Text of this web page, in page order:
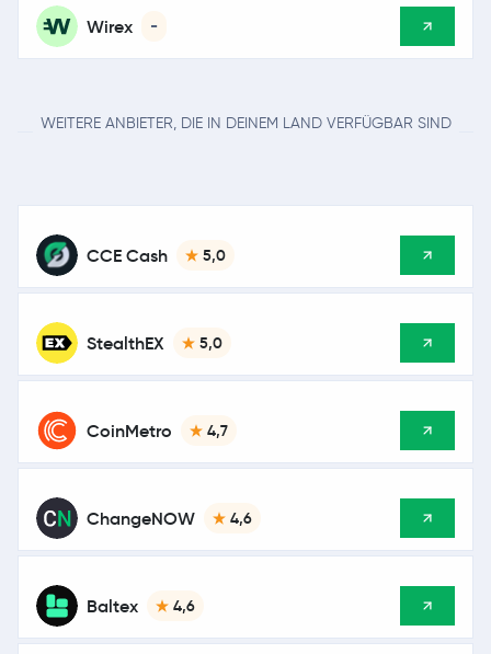
Wirex -
WEITERE ANBIETER, DIE IN DEINEM LAND VERFÜGBAR SIND
CCE Cash 5,0
StealthEX 5,0
CoinMetro 4,7
ChangeNOW 4,6
Baltex 4,6